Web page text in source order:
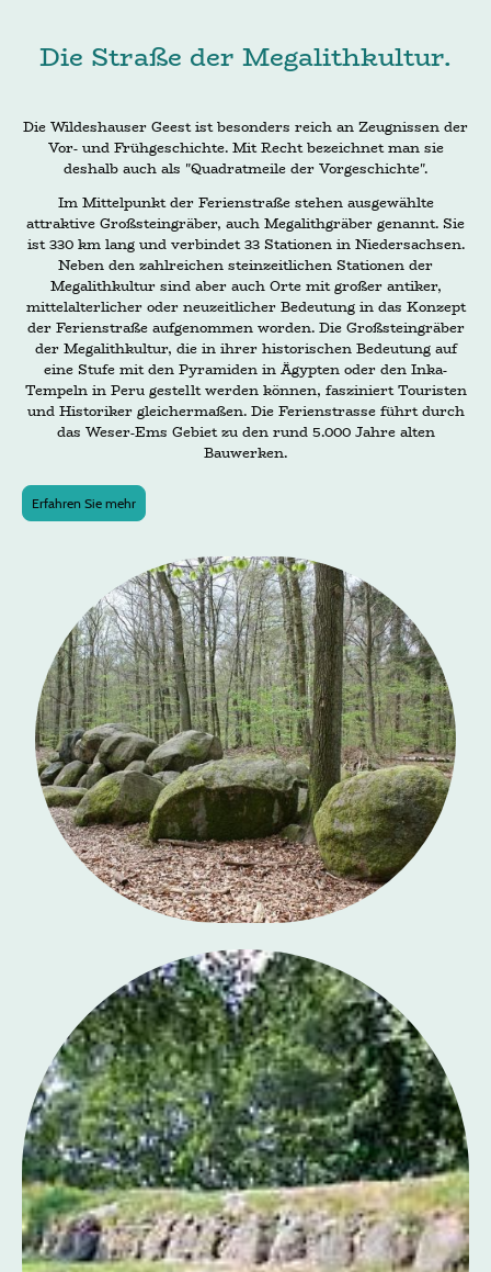
Die Straße der Megalithkultur.
Die Wildeshauser Geest ist besonders reich an Zeugnissen der
Vor- und Frühgeschichte. Mit Recht bezeichnet man sie
deshalb auch als "Quadratmeile der Vorgeschichte".
Im Mittelpunkt der Ferienstraße stehen ausgewählte
attraktive Großsteingräber, auch Megalithgräber genannt. Sie
ist 330 km lang und verbindet 33 Stationen in Niedersachsen.
Neben den zahlreichen steinzeitlichen Stationen der
Megalithkultur sind aber auch Orte mit großer antiker,
mittelalterlicher oder neuzeitlicher Bedeutung in das Konzept
der Ferienstraße aufgenommen worden. Die Großsteingräber
der Megalithkultur, die in ihrer historischen Bedeutung auf
eine Stufe mit den Pyramiden in Ägypten oder den Inka-
Tempeln in Peru gestellt werden können, fasziniert Touristen
und Historiker gleichermaßen. Die Ferienstrasse führt durch
das Weser-Ems Gebiet zu den rund 5.000 Jahre alten
Bauwerken.
Erfahren Sie mehr